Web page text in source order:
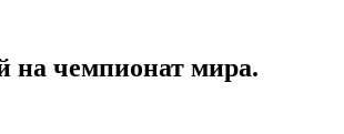
на чемпионат мира.